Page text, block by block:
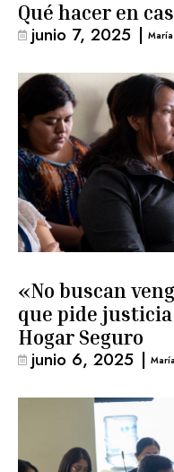
Qué hacer en
junio 7, 2025 |
«No buscan
que pide
Hogar Seguro
junio 6, 2025 |